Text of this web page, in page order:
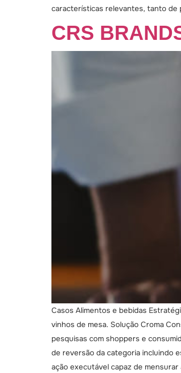
características relevantes, tanto de
CRS
Casos Alimentos e bebidas
vinhos de mesa. Solução Croma
pesquisas com shoppers e
de reversão da categoria incluindo
ação executável capaz de